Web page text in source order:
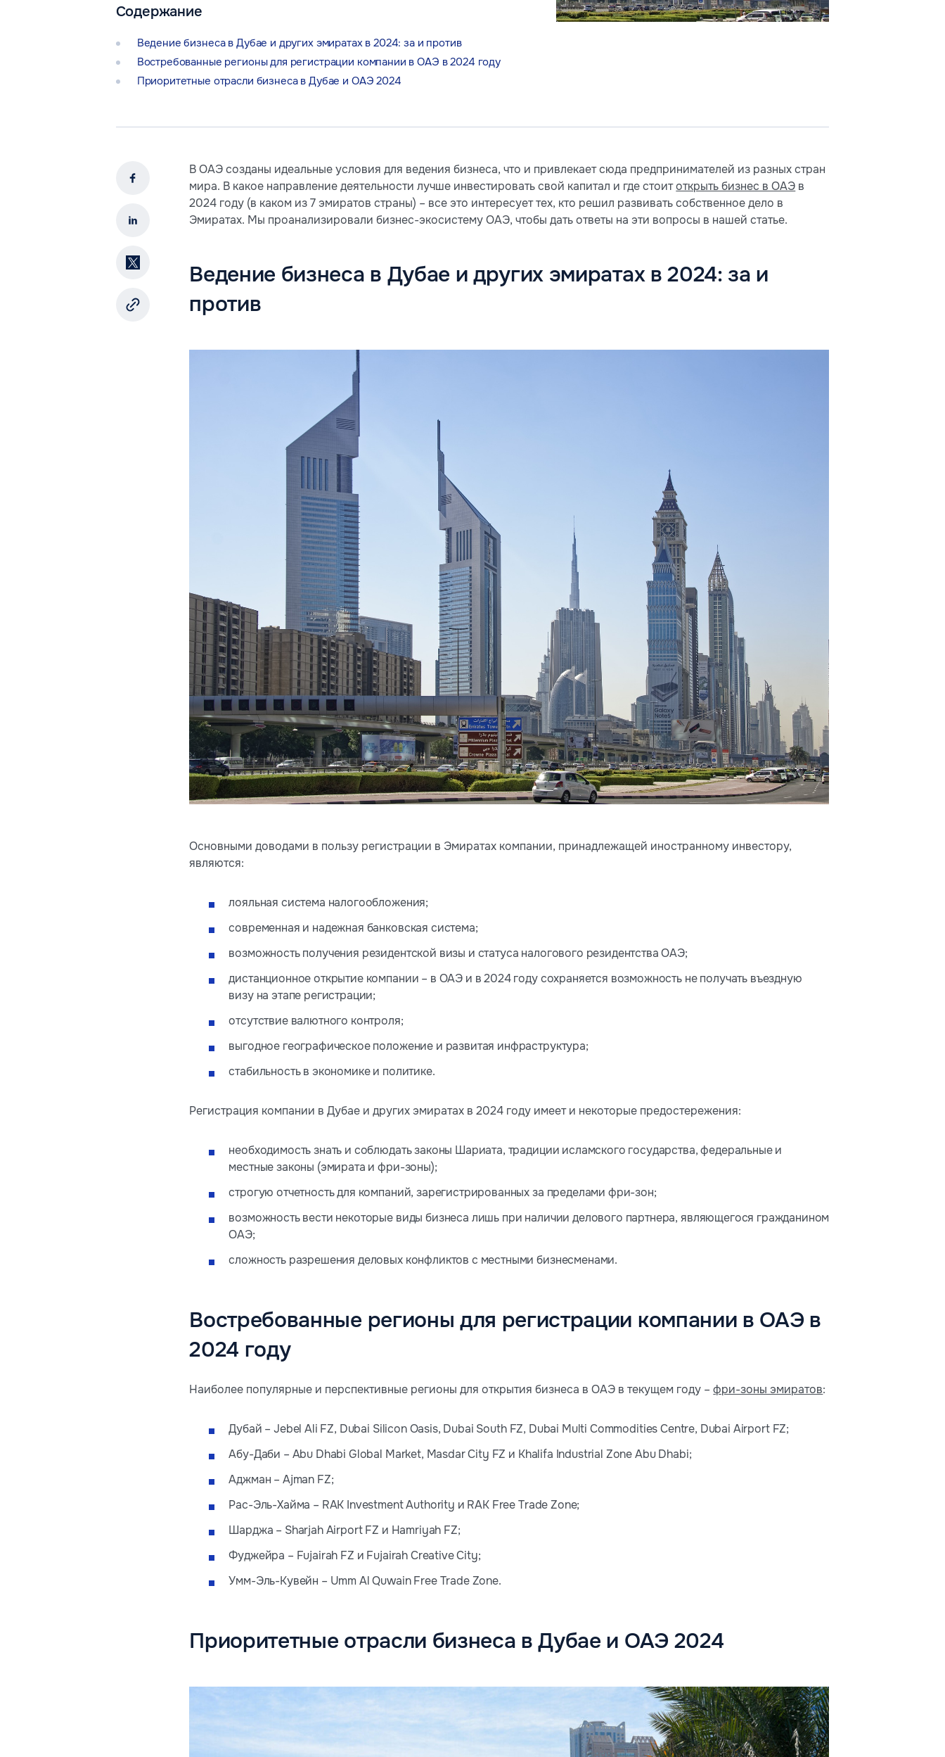
Содержание
Ведение бизнеса в Дубае и других эмиратах в 2024: за и против
Востребованные регионы для регистрации компании в ОАЭ в 2024 году
Приоритетные отрасли бизнеса в Дубае и ОАЭ 2024
В ОАЭ созданы идеальные условия для ведения бизнеса, что и привлекает сюда предпринимателей из разных стран
мира. В какое направление деятельности лучше инвестировать свой капитал и где стоитоткрыть бизнес в ОАЭ в
2024 году (в каком из 7 эмиратов страны) – все это интересует тех, кто решил развивать собственное дело в
Эмиратах. Мы проанализировали бизнес-экосистему ОАЭ, чтобы дать ответы на эти вопросы в нашей статье.
Ведение бизнеса в Дубае и других эмиратах в 2024: за и
против
Основными доводами в пользу регистрации в Эмиратах компании, принадлежащей иностранному инвестору,
являются:
лояльная система налогообложения;
современная и надежная банковская система;
возможность получения резидентской визы и статуса налогового резидентства ОАЭ;
дистанционное открытие компании – в ОАЭ и в 2024 году сохраняется возможность не получать въездную
визу на этапе регистрации;
отсутствие валютного контроля;
выгодное географическое положение и развитая инфраструктура;
стабильность в экономике и политике.
Регистрация компании в Дубае и других эмиратах в 2024 году имеет и некоторые предостережения:
необходимость знать и соблюдать законы Шариата, традиции исламского государства, федеральные и
местные законы (эмирата и фри-зоны);
строгую отчетность для компаний, зарегистрированных за пределами фри-зон;
возможность вести некоторые виды бизнеса лишь при наличии делового партнера, являющегося гражданином
ОАЭ;
сложность разрешения деловых конфликтов с местными бизнесменами.
Востребованные регионы для регистрации компании в ОАЭ в
2024 году
Наиболее популярные и перспективные регионы для открытия бизнеса в ОАЭ в текущем году –фри-зоны эмиратов:
Дубай – Jebel Ali FZ, Dubai Silicon Oasis, Dubai South FZ, Dubai Multi Commodities Centre, Dubai Airport FZ;
Абу-Даби – Abu Dhabi Global Market, Masdar City FZ и Khalifa Industrial Zone Abu Dhabi;
Аджман – Ajman FZ;
Рас-Эль-Хайма – RAK Investment Authority и RAK Free Trade Zone;
Шарджа – Sharjah Airport FZ и Hamriyah FZ;
Фуджейра – Fujairah FZ и Fujairah Creative City;
Умм-Эль-Кувейн – Umm Al Quwain Free Trade Zone.
Приоритетные отрасли бизнеса в Дубае и ОАЭ 2024